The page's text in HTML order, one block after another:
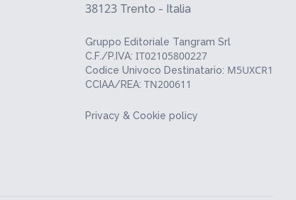
38123 Trento - Italia
Gruppo Editoriale Tangram Srl
C.F./P.IVA: IT02105800227
Codice Univoco Destinatario: M5UXCR1
CCIAA/REA: TN200611
Privacy & Cookie policy